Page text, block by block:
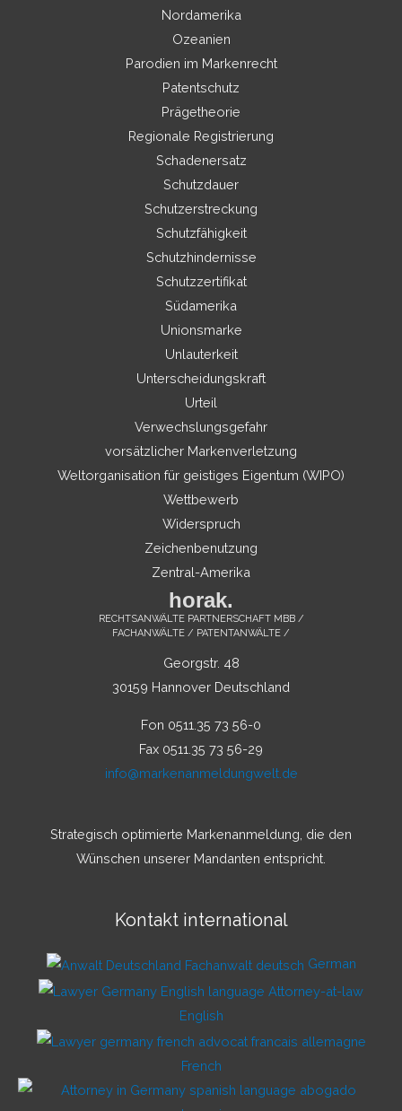
Nordamerika
Ozeanien
Parodien im Markenrecht
Patentschutz
Prägetheorie
Regionale Registrierung
Schadenersatz
Schutzdauer
Schutzerstreckung
Schutzfähigkeit
Schutzhindernisse
Schutzzertifikat
Südamerika
Unionsmarke
Unlauterkeit
Unterscheidungskraft
Urteil
Verwechslungsgefahr
vorsätzlicher Markenverletzung
Weltorganisation für geistiges Eigentum (WIPO)
Wettbewerb
Widerspruch
Zeichenbenutzung
Zentral-Amerika
horak.
RECHTSANWÄLTE PARTNERSCHAFT MBB /
FACHANWÄLTE / PATENTANWÄLTE /
Georgstr. 48
30159 Hannover Deutschland
Fon 0511.35 73 56-0
Fax 0511.35 73 56-29
info@markenanmeldungwelt.de
Strategisch optimierte Markenanmeldung, die den
Wünschen unserer Mandanten entspricht.
Kontakt international
German
English
French